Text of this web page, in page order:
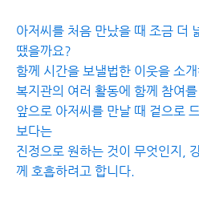
아저씨를 처음 만났을 때 조금 더
땠을까요?
함께 시간을 보낼법한 이웃을 소
복지관의 여러 활동에 함께 참여
앞으로 아저씨를 만날 때 겉으로
보다는
진정으로 원하는 것이 무엇인지,
께 호흡하려고 합니다.